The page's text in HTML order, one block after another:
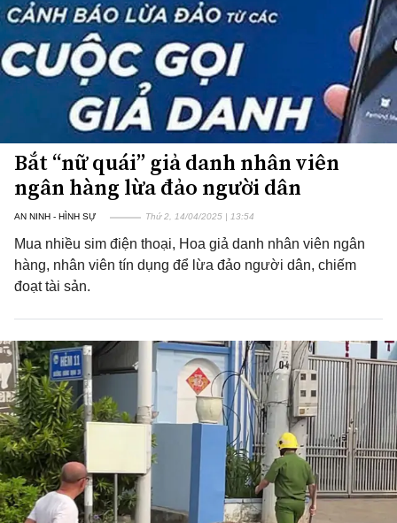
Bắt “nữ quái” giả danh nhân viên
ngân hàng lừa đảo người dân
AN NINH - HÌNH SỰ Thứ 2, 14/04/2025 | 13:54
Mua nhiều sim điện thoại, Hoa giả danh nhân viên ngân
hàng, nhân viên tín dụng để lừa đảo người dân, chiếm
đoạt tài sản.